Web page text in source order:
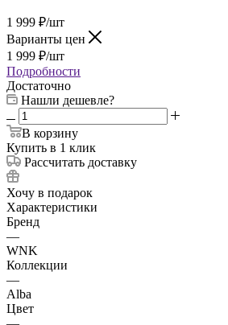
1 999 ₽/шт
Варианты цен
1 999 ₽/шт
Подробности
Достаточно
Нашли дешевле?
В корзину
Купить в 1 клик
Рассчитать доставку
Хочу в подарок
Характеристики
Бренд
—
WNK
Коллекции
—
Alba
Цвет